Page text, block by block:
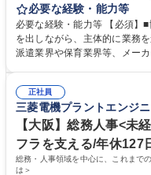
の作成・カタログ送付・来客
善をお任せ。 【教育制度】ご入社後、育成担当とペアになりながらOJTに
て業務を覚えていただくこと
れているため、スムーズに仕
募集職種 【大阪・京都・滋賀
必要な経験・能力等
必要な経験・能力等 【必須】
を出しながら、主体的に業務
派遣業界や保育業界等、メー
えて、お客様や社員の状況に
待され。組織を支えるスペシ
社員から頼られる存在になる
務の持ち帰りも禁止されており
歴・資格 学歴：大学院 大学 高
正社員
三菱電機プラントエンジ
【大阪】総務人事<未
フラを支える/年休127
総務・人事領域を中心に、これまで
は＞